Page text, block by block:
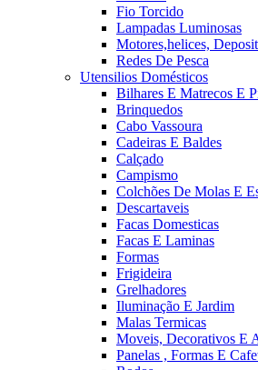
Fio Torcido
Lampadas Luminosas
Motores,helices,
Redes De Pesca
Utensilios Domésticos
Bilhares E Matrecos E
Brinquedos
Cabo Vassoura
Cadeiras E Baldes
Calçado
Campismo
Colchões De Molas E
Descartaveis
Facas Domesticas
Facas E Laminas
Formas
Frigideira
Grelhadores
Iluminação E Jardim
Malas Termicas
Moveis, Decorativos E
Panelas , Formas E